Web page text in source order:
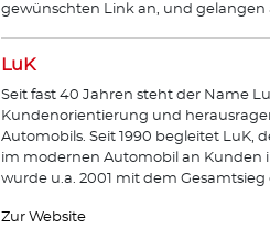
gewünschten Link an, und gelangen
LuK
Seit fast 40 Jahren steht der Name
Kundenorientierung und
Automobils. Seit 1990 begleitet LuK,
im modernen Automobil an Kunden
wurde u.a. 2001 mit dem
Zur Website